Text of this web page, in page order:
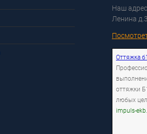
Наш
Ленина
Оттяжка
оттяжки
любых
impuls-